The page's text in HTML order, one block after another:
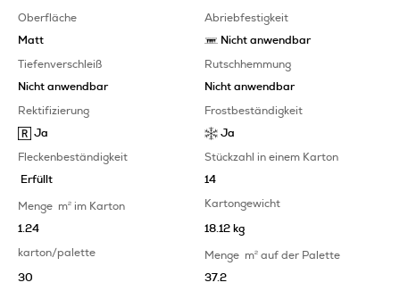
Oberfläche
Matt
Abriebfestigkeit
Nicht anwendbar
Tiefenverschleiß
Nicht anwendbar
Rutschhemmung
Nicht anwendbar
Rektifizierung
Ja
Frostbeständigkeit
Ja
Fleckenbeständigkeit
Erfüllt
Stückzahl in einem Karton
14
Menge m2 im Karton
1.24
Kartongewicht
18.12 kg
karton/palette
30
Mengem2 auf der Palette
37.2